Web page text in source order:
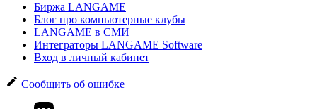
Биржа LANGAME
Блог про компьютерные клубы
LANGAME в СМИ
Интеграторы LANGAME Software
Вход в личный кабинет
Сообщить об ошибке